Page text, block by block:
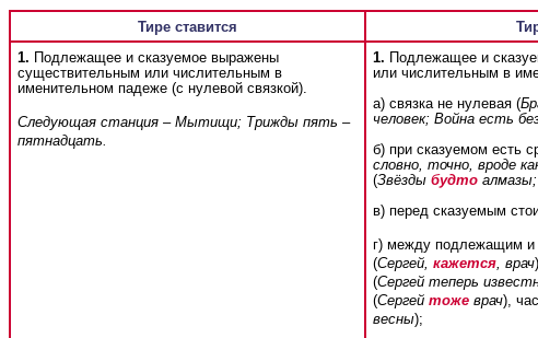
Тире ставится
1. Подлежащее и сказуемое выражены
существительным или числительным в
именительном падеже (с нулевой связкой).
Следующая станция – Мытищи; Трижды пять –
пятнадцать.
1. Подлежащее и
или числительным в
а) связка не нулевая (
человек; Война есть
б) при сказуемом есть
словно, точно, вроде
(Звёзды будто
в) перед сказуемым
г) между подлежащим и
(Сергей, кажется, врач
(Сергей теперь
(Сергей тоже врач),
весны);